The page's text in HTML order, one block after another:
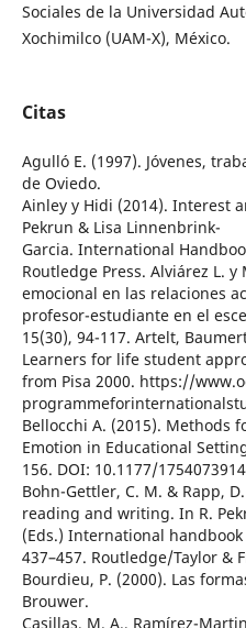
Sociales de la Universidad
Xochimilco (UAM-X), México.
Citas
Agulló E. (1997). Jóvenes,
de Oviedo.
Ainley y Hidi (2014). Interest
Pekrun & Lisa Linnenbrink-
Garcia. International
Routledge Press. Alviárez L.
emocional en las relaciones
profesor-estudiante en el
15(30), 94-117. Artelt,
Learners for life student
from Pisa 2000. https://
Bellocchi A. (2015). Methods
Emotion in Educational
156. DOI: 10.1177/
Bohn-Gettler, C. M. & Rapp,
reading and writing. In R.
(Eds.) International
437–457. Routledge/Taylor &
Bourdieu, P. (2000). Las
Brouwer.
Casillas, M. A., Ramírez-